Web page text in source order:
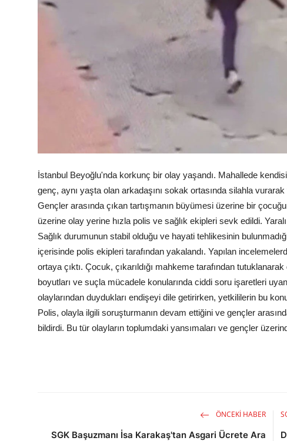
İstanbul Beyoğlu'nda korkunç bir olay yaşandı. Mahallede
genç, aynı yaşta olan arkadaşını sokak ortasında silahla
Gençler arasında çıkan tartışmanın büyümesi üzerine bir
üzerine olay yerine hızla polis ve sağlık ekipleri sevk edildi.
Sağlık durumunun stabil olduğu ve hayati tehlikesinin
içerisinde polis ekipleri tarafından yakalandı. Yapılan
ortaya çıktı. Çocuk, çıkarıldığı mahkeme tarafından
boyutları ve suçla mücadele konularında ciddi soru işaretleri
olaylarından duydukları endişeyi dile getirirken, yetkililerin bu
Polis, olayla ilgili soruşturmanın devam ettiğini ve gençler
bildirdi. Bu tür olayların toplumdaki yansımaları ve gençler
ÖNCEKI HABER
SGK Başuzmanı İsa Karakaş'tan Asgari Ücrete Ara